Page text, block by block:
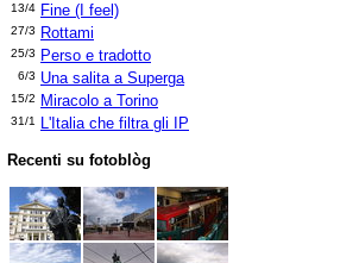
13/4 Fine (I feel)
27/3 Rottami
25/3 Perso e tradotto
6/3 Una salita a Superga
15/2 Miracolo a Torino
31/1 L'Italia che filtra gli IP
Recenti su fotoblòg